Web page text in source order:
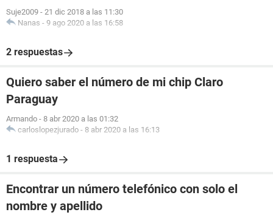
Suje2009 - 21 dic 2018 a las 11:30
Nanas - 9 ago 2020 a las 16:58
2 respuestas
Quiero saber el número de mi chip Claro
Paraguay
Armando - 8 abr 2020 a las 01:32
carloslopezjurado - 8 abr 2020 a las 16:13
1 respuesta
Encontrar un número telefónico con solo el
nombre y apellido